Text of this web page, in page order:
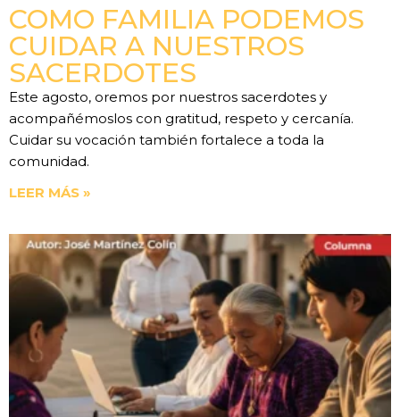
COMO FAMILIA PODEMOS
CUIDAR A NUESTROS
SACERDOTES
Este agosto, oremos por nuestros sacerdotes y
acompañémoslos con gratitud, respeto y cercanía.
Cuidar su vocación también fortalece a toda la
comunidad.
LEER MÁS »